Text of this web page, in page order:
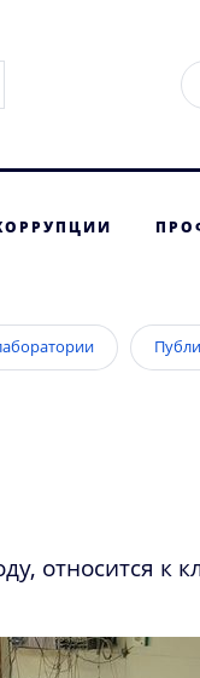
относится к